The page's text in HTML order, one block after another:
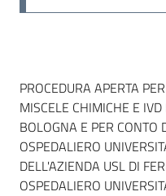
Dati del bando
PROCEDURA APERTA
MISCELE CHIMICHE E
BOLOGNA E PER CONTO
OSPEDALIERO
DELL'AZIENDA USL DI
OSPEDALIERO